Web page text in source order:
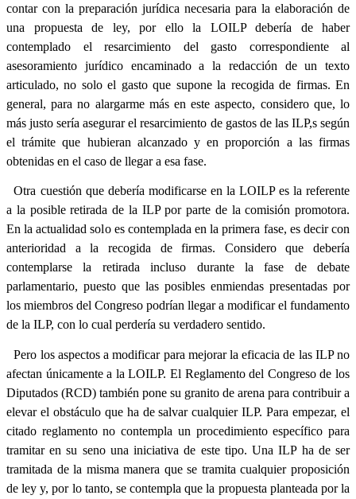
contar con la preparación jurídica necesaria para la elaboración de
una propuesta de ley, por ello la LOILP debería de haber
contemplado el resarcimiento del gasto correspondiente al
asesoramiento jurídico encaminado a la redacción de un texto
articulado, no solo el gasto que supone la recogida de firmas. En
general, para no alargarme más en este aspecto, considero que, lo
más justo sería asegurar el resarcimiento de gastos de las ILP,s según
el trámite que hubieran alcanzado y en proporción a las firmas
obtenidas en el caso de llegar a esa fase.
Otra cuestión que debería modificarse en la LOILP es la referente
a la posible retirada de la ILP por parte de la comisión promotora.
En la actualidad solo es contemplada en la primera fase, es decir con
anterioridad a la recogida de firmas. Considero que debería
contemplarse la retirada incluso durante la fase de debate
parlamentario, puesto que las posibles enmiendas presentadas por
los miembros del Congreso podrían llegar a modificar el fundamento
de la ILP, con lo cual perdería su verdadero sentido.
Pero los aspectos a modificar para mejorar la eficacia de las ILP no
afectan únicamente a laLOILP. El Reglamento del Congreso de los
Diputados (RCD) también pone su granito de arena para contribuir a
elevar el obstáculo que ha de salvar cualquier ILP. Para empezar, el
citado reglamento no contempla un procedimiento específico para
tramitar en su seno una iniciativa de este tipo. Una ILP ha de ser
tramitada de la misma manera que se tramita cualquier proposición
de ley y, por lo tanto, se contempla que la propuesta planteada por la